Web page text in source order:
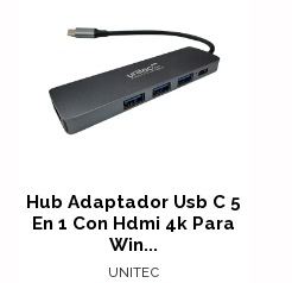
Hub Adaptador Usb C 5
En 1 Con Hdmi 4k Para
Win...
UNITEC